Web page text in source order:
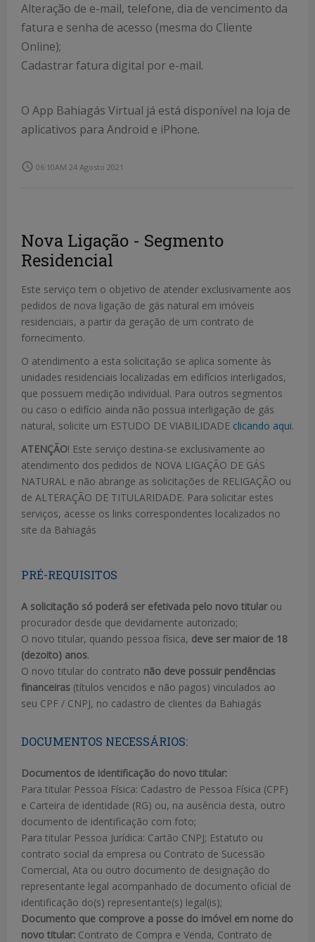
Alteração de e-mail, telefone, dia de vencimento da
fatura e senha de acesso (mesma do Cliente
Online);
Cadastrar fatura digital por e-mail.
O App Bahiagás Virtual já está disponível na loja de
aplicativos para Android e iPhone.
access_time 06:10AM 24 Agosto 2021
Nova Ligação - Segmento
Residencial
Este serviço tem o objetivo de atender exclusivamente aos
pedidos de nova ligação de gás natural em imóveis
residenciais, a partir da geração de um contrato de
fornecimento.
O atendimento a esta solicitação se aplica somente às
unidades residenciais localizadas em edifícios interligados,
que possuem medição individual. Para outros segmentos
ou caso o edifício ainda não possua interligação de gás
natural, solicite um ESTUDO DE VIABILIDADE clicando aqui.
ATENÇÃO! Este serviço destina-se exclusivamente ao
atendimento dos pedidos de NOVA LIGAÇÃO DE GÁS
NATURAL e não abrange as solicitações de RELIGAÇÃO ou
de ALTERAÇÃO DE TITULARIDADE. Para solicitar estes
serviços, acesse os links correspondentes localizados no
site da Bahiagás
PRÉ-REQUISITOS
A solicitação só poderá ser efetivada pelo novo titularou
procurador desde que devidamente autorizado;
O novo titular, quando pessoa física, deve ser maior de 18
(dezoito) anos.
O novo titular do contrato não deve possuir pendências
financeiras (títulos vencidos e não pagos) vinculados ao
seu CPF / CNPJ, no cadastro de clientes da Bahiagás
DOCUMENTOS NECESSÁRIOS:
Documentos de identificação do novo titular:
Para titular Pessoa Física: Cadastro de Pessoa Física (CPF)
e Carteira de identidade (RG) ou, na ausência desta, outro
documento de identificação com foto;
Para titular Pessoa Jurídica: Cartão CNPJ; Estatuto ou
contrato social da empresa ou Contrato de Sucessão
Comercial, Ata ou outro documento de designação do
representante legal acompanhado de documento oficial de
identificação do(s) representante(s) legal(is);
Documento que comprove a posse do imóvel em nome do
novo titular: Contrato de Compra e Venda, Contrato de